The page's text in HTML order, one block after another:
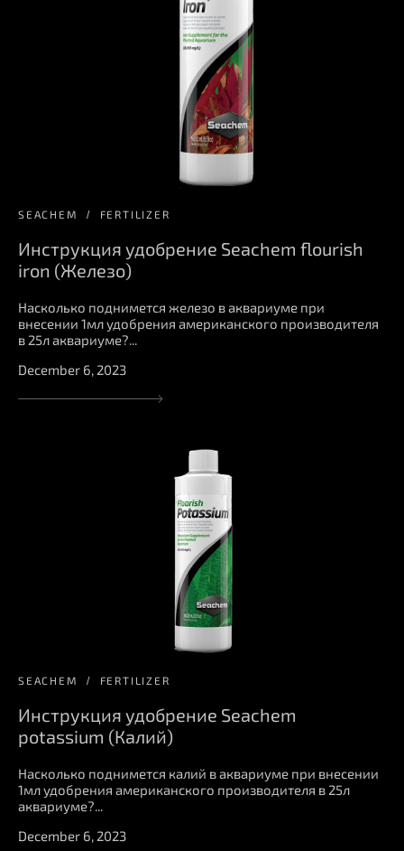
SEACHEM FERTILIZER
Инструкция удобрение Seachem flourish
iron (Железо)
Насколько поднимется железо в аквариуме при
внесении 1мл удобрения американского производителя
в 25л аквариуме?...
December 6, 2023
SEACHEM FERTILIZER
Инструкция удобрение Seachem
potassium (Калий)
Насколько поднимется калий в аквариуме при внесении
1мл удобрения американского производителя в 25л
аквариуме?...
December 6, 2023